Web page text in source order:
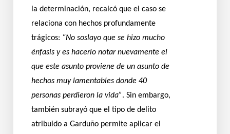
la determinación, recalcó que el caso se
relaciona con hechos profundamente
trágicos: “No soslayo que se hizo mucho
énfasis y es hacerlo notar nuevamente el
que este asunto proviene de un asunto de
hechos muy lamentables donde 40
personas perdieron la vida”. Sin embargo,
también subrayó que el tipo de delito
atribuido a Garduño permite aplicar el